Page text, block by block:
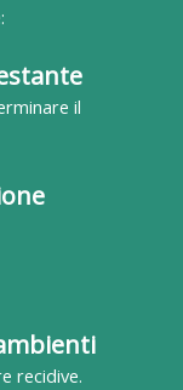
il
recidive.